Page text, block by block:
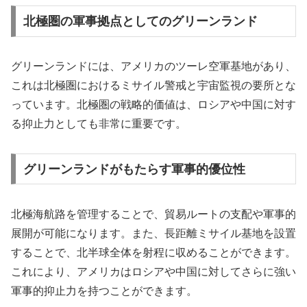
北極圏の軍事拠点としてのグリーンランド
グリーンランドには、アメリカのツーレ空軍基地があり、
これは北極圏におけるミサイル警戒と宇宙監視の要所とな
っています。北極圏の戦略的価値は、ロシアや中国に対す
る抑止力としても非常に重要です。
グリーンランドがもたらす軍事的優位性
北極海航路を管理することで、貿易ルートの支配や軍事的
展開が可能になります。また、長距離ミサイル基地を設置
することで、北半球全体を射程に収めることができます。
これにより、アメリカはロシアや中国に対してさらに強い
軍事的抑止力を持つことができます。